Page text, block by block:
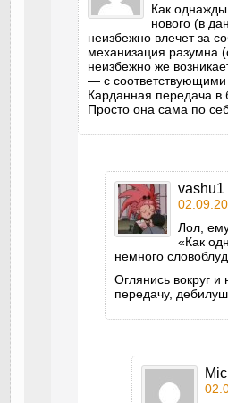
Как
нового (в
неизбежно влечет за
механизация разумна
неизбежно же
— с соответствующими
Карданная передача в
Просто она сама по
vashu1
Лол,
«Как
немного
Оглянись вокруг
передачу,